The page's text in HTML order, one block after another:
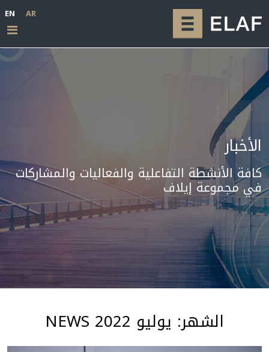
AR
EN
الأخبار
كافة الأنشطة التفاعلية والفعاليات والمشاركات
في مجموعة إيلاف
الشهر: يوليو 2022